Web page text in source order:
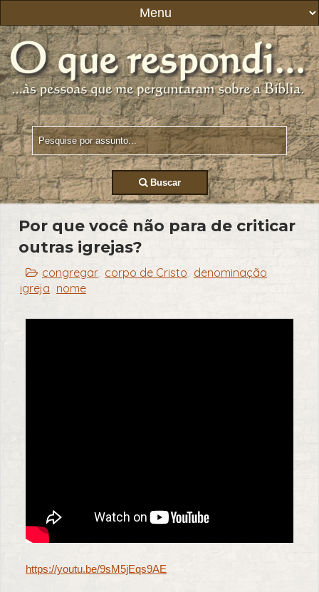
Buscar
Por que você não para de criticar
outras igrejas?
congregar, corpo de Cristo, denominação,
igreja, nome
https://youtu.be/9sM5jEqs9AE